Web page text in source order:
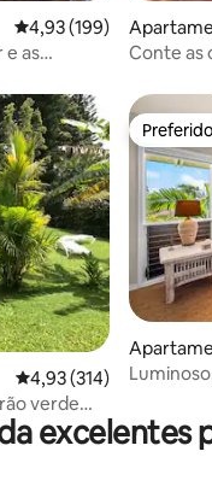
4,93 de uma avaliação
4,93 (199)
e as
Conte as
hóspedes
4,93 de uma avaliação
4,93 (314)
verde
excelentes